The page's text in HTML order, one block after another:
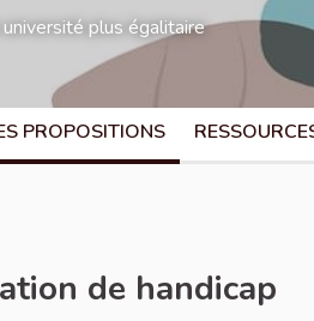
plus égalitaire
PROPOSITIONS
de handicap